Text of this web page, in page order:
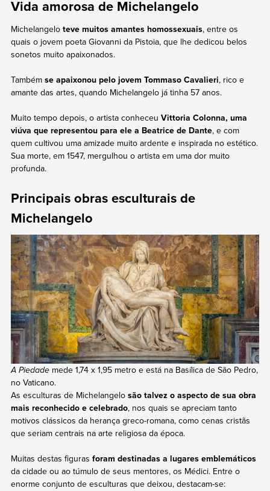
Vida amorosa de Michelangelo
Michelangeloteve muitos amantes homossexuais, entre os
quais o jovem poeta Giovanni da Pistoia, que lhe dedicou belos
sonetos muito apaixonados.
Também se apaixonou pelo jovem Tommaso Cavalieri, rico e
amante das artes, quando Michelangelo já tinha 57 anos.
Muito tempo depois, o artista conheceu Vittoria Colonna, uma
viúva que representou para ele a Beatrice de Dante, e com
quem cultivou uma amizade muito ardente e inspirada no estético.
Sua morte, em 1547, mergulhou o artista em uma dor muito
profunda.
Principais obras esculturais de
Michelangelo
A Piedade mede 1,74 x 1,95 metro e está na Basílica de São Pedro,
no Vaticano.
As esculturas de Michelangelo são talvez o aspecto de sua obra
mais reconhecido e celebrado, nos quais se apreciam tanto
motivos clássicos da herança greco-romana, como cenas cristãs
que seriam centrais na arte religiosa da época.
Muitas destas figuras foram destinadas a lugares emblemáticos
da cidade ou ao túmulo de seus mentores, os Médici. Entre o
enorme conjunto de esculturas que deixou, destacam-se: